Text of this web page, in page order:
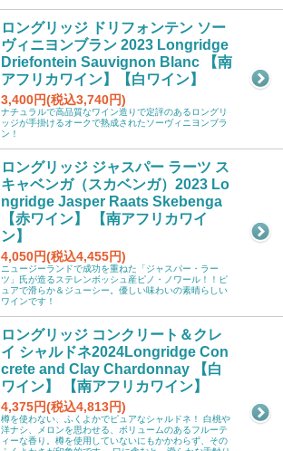
ロングリッジ ドリフォンテン ソー
ヴィニヨンブラン 2023 Longridge
Driefontein Sauvignon Blanc 【南
アフリカワイン】【白ワイン】
3,400円(税込3,740円)
ナチュラルで高品質なワイン造りで定評のあるロングリ
ッジが手掛けるオークで熟成されたソーヴィニヨンブラ
ン！
ロングリッジ ジャスパー ラーツ ス
キャベンガ（スカベンガ）2023 Lo
ngridge Jasper Raats Skebenga
【赤ワイン】 【南アフリカワイ
ン】
4,050円(税込4,455円)
ニュージーランドで成功を重ねた「ジャスパー・ラー
ツ」氏が造るステレンボッシュ産ピノ・ノワール！！ピ
ュアで滑らか＆ジューシー。優しい味わいの素晴らしい
ワインです！
ロングリッジ コンクリート＆クレ
イ シャルドネ2024Longridge Con
crete and Clay Chardonnay 【白
ワイン】 【南アフリカワイン】
4,375円(税込4,813円)
樽を使わない、ふくよかでピュアなシャルドネ！ 白桃や
洋ナシ、メロンを思わせる、ボリュームのあるフルーテ
ィーな香り。樽を使用していないにもかかわらず、その